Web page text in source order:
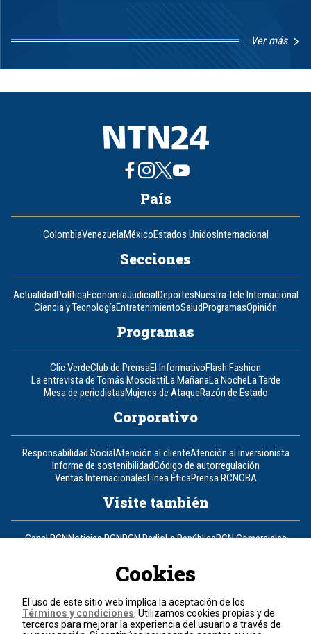
Ver más
8
País
ColombiaVenezuelaMéxicoEstados UnidosInternacional
Secciones
ActualidadPolíticaEconomíaJudicialDeportesNuestra Tele Internacional
Ciencia y TecnologíaEntretenimientoSaludProgramasOpinión
Programas
Clic VerdeClub de PrensaEl InformativoFlash Fashion
La entrevista de Tomás MosciattiLa MañanaLa NocheLa Tarde
Mesa de periodistasMujeres de AtaqueRazón de Estado
Corporativo
Responsabilidad SocialAtención al clienteAtención al inversionista
Informe de sostenibilidadCódigo de autorregulación
Ventas InternacionalesLínea ÉticaPrensa RCNOBA
Visite también
Canal RCNNoticias RCNRCN RadioLa RepúblicaRCN Comerciales
Un producto de RCN Televisión
Contáctenos
Teléfono+57 (601) 426 92 92
Cookies
El uso de este sitio web implica la aceptación de los
Términos y condiciones . Utilizamos cookies propias y de
terceros para mejorar la experiencia del usuario a través de